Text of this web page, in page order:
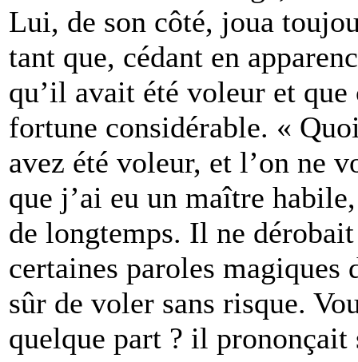
Lui, de son côté, joua
tant que, cédant en
qu’il avait été voleur et
fortune considérable. «
avez été voleur, et l’on ne
que j’ai eu un maître
de longtemps. Il ne
certaines paroles
sûr de voler sans risque.
quelque part ? il